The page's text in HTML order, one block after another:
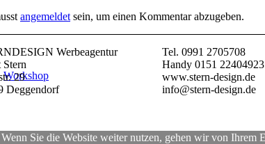
Workshop
angemeldet sein, um einen Kommentar abzugeben.
Werbeagentur
29
Deggendorf
Tel. 0991 2705708
Handy 0151 22404923
www.stern-design.de
info@stern-design.de
Sie die Website weiter nutzen, gehen wir von Ihrem